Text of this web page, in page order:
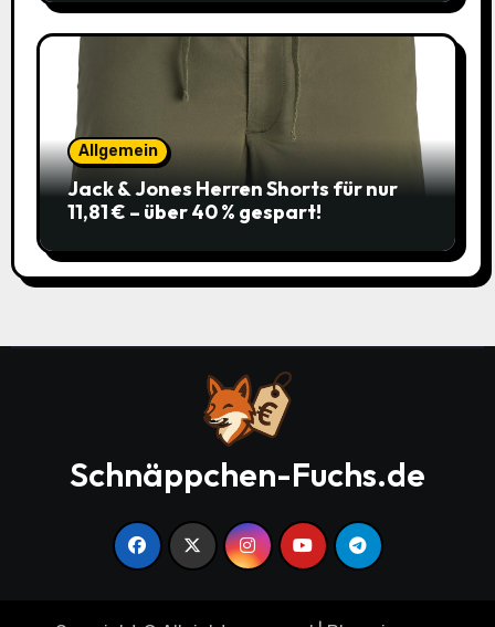
Allgemein
Jack & Jones Herren Shorts für nur
11,81 € – über 40 % gespart!
Schnäppchen-Fuchs.de